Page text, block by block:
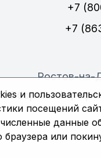
+7
+7
Ростов-на-
Обороны 24, офис
и
посещений
данные
или